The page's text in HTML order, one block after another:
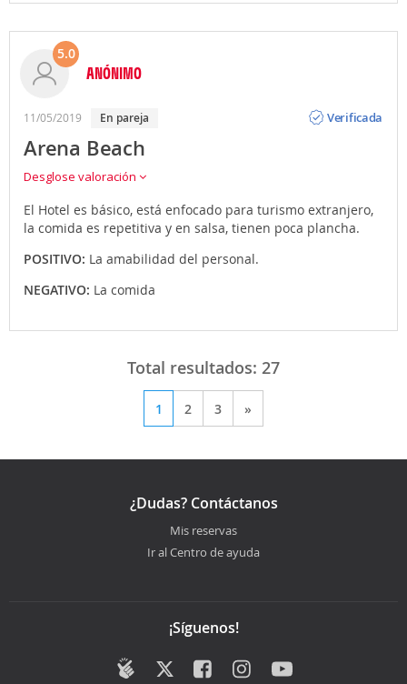
5.0
ANÓNIMO
11/05/2019 en pareja
Verificada
Arena Beach
Desglose valoración
El Hotel es básico, está enfocado para turismo extranjero,
la comida es repetitiva y en salsa, tienen poca plancha.
POSITIVO: La amabilidad del personal.
NEGATIVO: La comida
Total resultados: 27
1 2 3 »
¿Dudas? Contáctanos
Mis reservas
Ir al Centro de ayuda
¡Síguenos!